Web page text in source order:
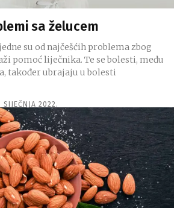
sa želucem
su od najčešćih problema zbog
pomoć liječnika. Te se bolesti, među
također ubrajaju u bolesti
SIJEČNJA 2022.